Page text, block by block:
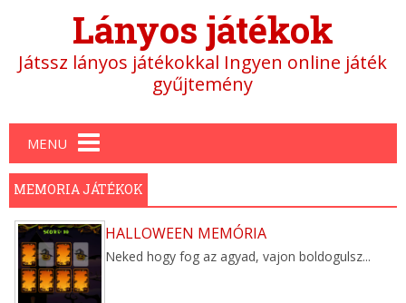
Lányos játékok
Játssz lányos játékokkal Ingyen online játék
gyűjtemény
Main menu
MENU
MEMORIA JÁTÉKOK
HALLOWEEN MEMÓRIA
Neked hogy fog az agyad, vajon boldogulsz...